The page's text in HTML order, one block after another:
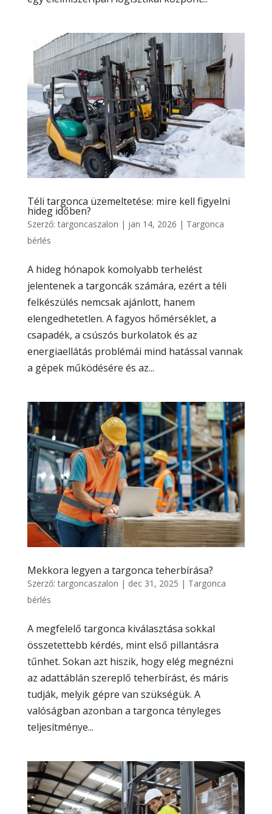
Téli targonca üzemeltetése: mire kell figyelni
hideg időben?
Szerző:targoncaszalon | jan 14, 2026 | Targonca
bérlés
A hideg hónapok komolyabb terhelést
jelentenek a targoncák számára, ezért a téli
felkészülés nemcsak ajánlott, hanem
elengedhetetlen. A fagyos hőmérséklet, a
csapadék, a csúszós burkolatok és az
energiaellátás problémái mind hatással vannak
a gépek működésére és az...
Mekkora legyen a targonca teherbírása?
Szerző:targoncaszalon | dec 31, 2025 | Targonca
bérlés
A megfelelő targonca kiválasztása sokkal
összetettebb kérdés, mint első pillantásra
tűnhet. Sokan azt hiszik, hogy elég megnézni
az adattáblán szereplő teherbírást, és máris
tudják, melyik gépre van szükségük. A
valóságban azonban a targonca tényleges
teljesítménye...